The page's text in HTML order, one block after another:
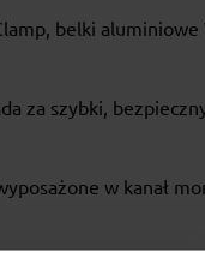
belki
za szybki,
w kanał